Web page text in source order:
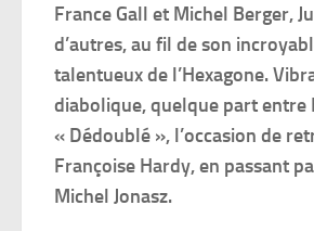
France Gall et Michel Berger,
d’autres, au fil de son
talentueux de l’Hexagone.
diabolique, quelque part entre
« Dédoublé », l’occasion de
Françoise Hardy, en passant
Michel Jonasz.